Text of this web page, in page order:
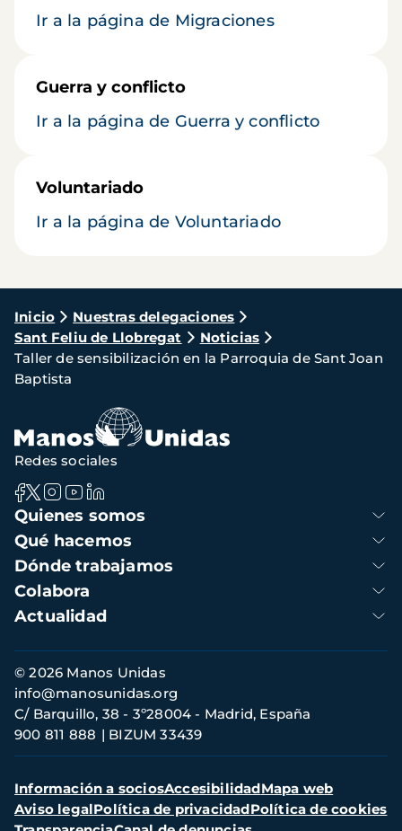
Ir a la página de Migraciones
Guerra y conflicto
Ir a la página de Guerra y conflicto
Voluntariado
Ir a la página de Voluntariado
Ruta
de
navegación
Inicio
Nuestras delegaciones
Sant Feliu de Llobregat
Noticias
Taller de sensibilización en la Parroquia de Sant Joan
Baptista
Navegación
principal
Quienes somos
Qué hacemos
Dónde trabajamos
Colabora
Actualidad
Redes sociales
Información
de
contacto
© 2026 Manos Unidas
C/ Barquillo, 38 - 3º28004 - Madrid, España
900 811 888
BIZUM 33439
info@manosunidas.org
Menú
secundario
Información a sociosAccesibilidadMapa web
Aviso legalPolítica de privacidadPolítica de cookies